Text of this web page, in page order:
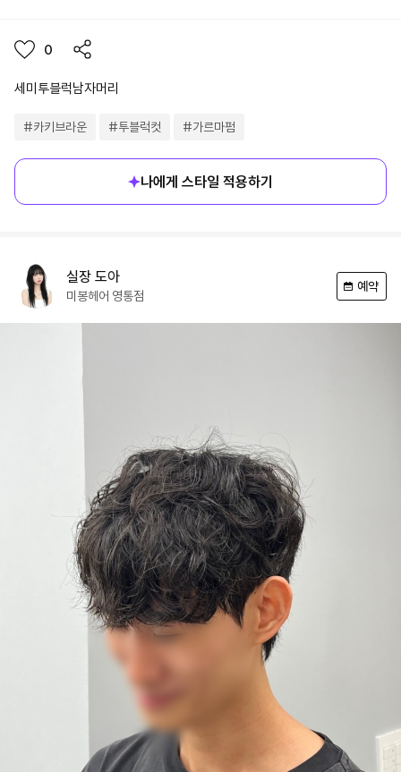
0
세미투블럭남자머리
#카키브라운 #투블럭컷 #가르마펌
나에게 스타일 적용하기
실장 도아
미봉헤어 영통점
예약